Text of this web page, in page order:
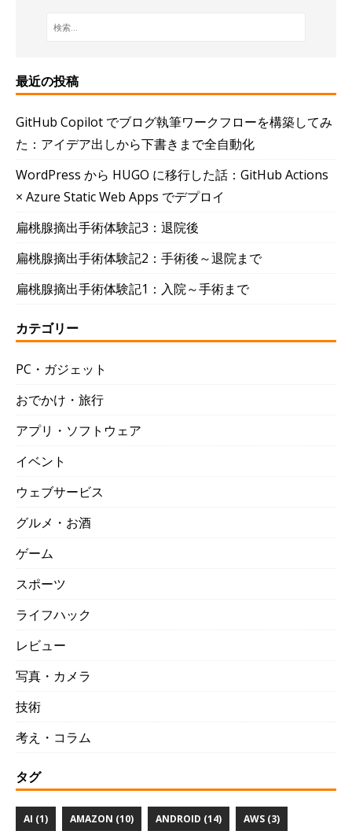
最近の投稿
GitHub Copilot でブログ執筆ワークフローを構築してみ
た：アイデア出しから下書きまで全自動化
WordPress から HUGO に移行した話：GitHub Actions
× Azure Static Web Apps でデプロイ
扁桃腺摘出手術体験記3：退院後
扁桃腺摘出手術体験記2：手術後～退院まで
扁桃腺摘出手術体験記1：入院～手術まで
カテゴリー
PC・ガジェット
おでかけ・旅行
アプリ・ソフトウェア
イベント
ウェブサービス
グルメ・お酒
ゲーム
スポーツ
ライフハック
レビュー
写真・カメラ
技術
考え・コラム
タグ
AI (1) AMAZON (10) ANDROID (14) AWS (3)